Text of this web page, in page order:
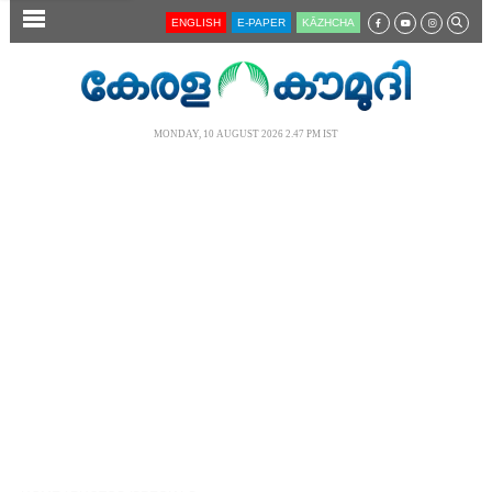
SECTIONS ENGLISH E-PAPER KĀZHCHA
MONDAY, 10 AUGUST 2026 2.47 PM IST